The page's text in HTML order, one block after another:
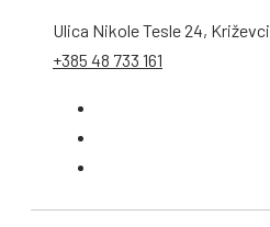
Ulica Nikole Tesle 24, Križevci
+385 48 733 161